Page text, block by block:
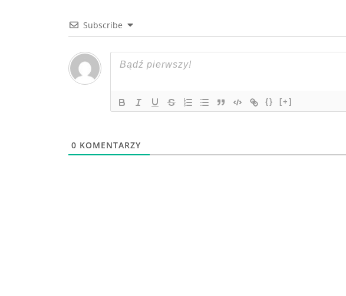
Subscribe
{} [+]
0 KOMENTARZY